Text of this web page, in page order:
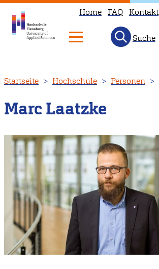
zum
Inhalt
Home FAQ Kontakt
Suche
Startseite Hochschule Personen
Marc Laatzke